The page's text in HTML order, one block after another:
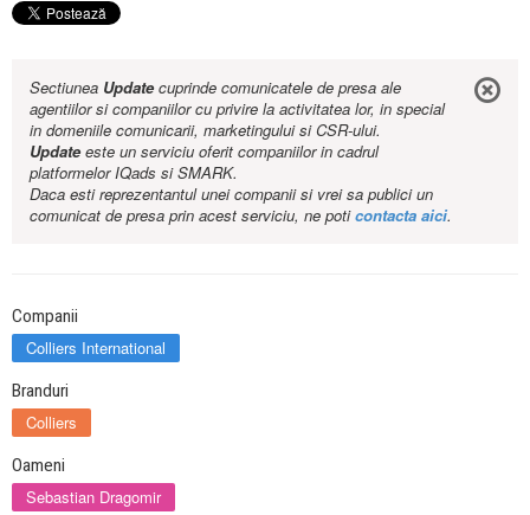
Sectiunea Updatecuprinde comunicatele de presa ale
agentiilor si companiilor cu privire la activitatea lor, in special
in domeniile comunicarii, marketingului si CSR-ului.
Updateeste un serviciu oferit companiilor in cadrul
platformelor IQads si SMARK.
Daca esti reprezentantul unei companii si vrei sa publici un
comunicat de presa prin acest serviciu, ne poticontacta aici.
Companii
Colliers International
Branduri
Colliers
Oameni
Sebastian Dragomir